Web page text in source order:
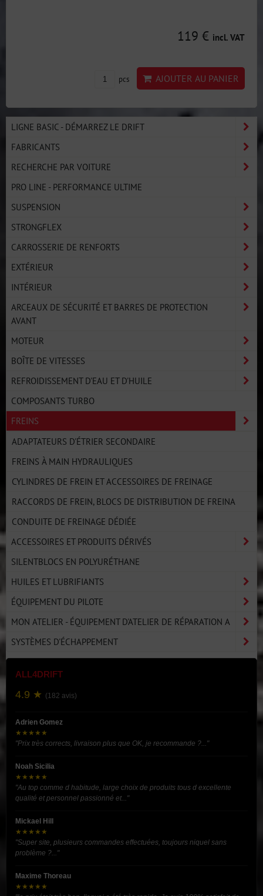
119 € incl. VAT
pcs AJOUTER AU PANIER
LIGNE BASIC - DÉMARREZ LE DRIFT
FABRICANTS
RECHERCHE PAR VOITURE
PRO LINE - PERFORMANCE ULTIME
SUSPENSION
STRONGFLEX
CARROSSERIE DE RENFORTS
EXTÉRIEUR
INTÉRIEUR
ARCEAUX DE SÉCURITÉ ET BARRES DE PROTECTION
AVANT
MOTEUR
BOÎTE DE VITESSES
REFROIDISSEMENT D'EAU ET D'HUILE
COMPOSANTS TURBO
FREINS
ADAPTATEURS D'ÉTRIER SECONDAIRE
FREINS À MAIN HYDRAULIQUES
CYLINDRES DE FREIN ET ACCESSOIRES DE FREINAGE
RACCORDS DE FREIN, BLOCS DE DISTRIBUTION DE FREINA
CONDUITE DE FREINAGE DÉDIÉE
ACCESSOIRES ET PRODUITS DÉRIVÉS
SILENTBLOCS EN POLYURÉTHANE
HUILES ET LUBRIFIANTS
ÉQUIPEMENT DU PILOTE
MON ATELIER - ÉQUIPEMENT D'ATELIER DE RÉPARATION A
SYSTÈMES D'ÉCHAPPEMENT
ALL4DRIFT
4.9 ★ (182 avis)
Adrien Gomez
★★★★★
"Prix très corrects, livraison plus que OK, je recommande ?..."
Noah Sicilia
★★★★★
"Au top comme d habitude, large choix de produits tous d excellente
qualité et personnel passionné et..."
Mickael Hill
★★★★★
"Super site, plusieurs commandes effectuées, toujours niquel sans
problème ?..."
Maxime Thoreau
★★★★★